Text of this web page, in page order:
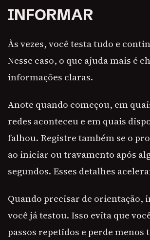
INFORMAR
Às vezes, você testa tudo e
Nesse caso, o que ajuda mais é
informações claras.
Anote quando começou, em
redes aconteceu e em quais
falhou. Registre também se o
ao iniciar ou travamento após
segundos. Esses detalhes
Quando precisar de orientação,
você já testou. Isso evita que
passos repetidos e perde menos